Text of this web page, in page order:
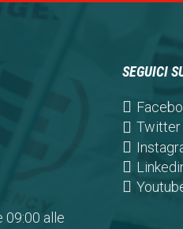
09:00 alle
SEGUICI
Twitter